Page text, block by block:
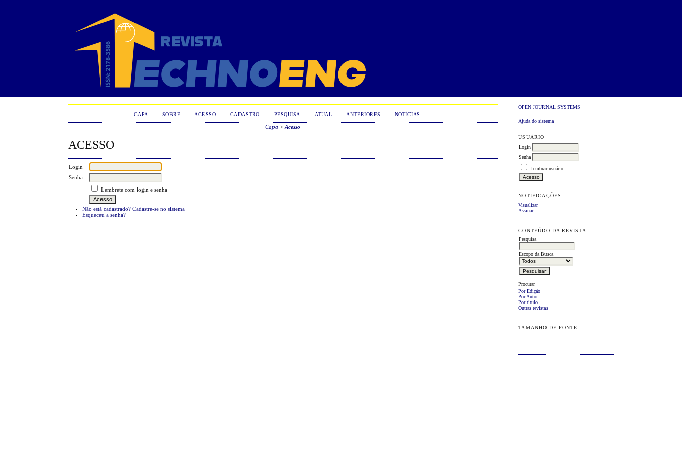
OPEN JOURNAL SYSTEMS
Ajuda do sistema
USUÁRIO
Login
Senha
Lembrar usuário
NOTIFICAÇÕES
Visualizar
Assinar
CONTEÚDO DA REVISTA
Pesquisa
Escopo da Busca
Procurar
Por Edição
Por Autor
Por título
Outras revistas
TAMANHO DE FONTE
CAPA SOBRE ACESSO CADASTRO PESQUISA ATUAL ANTERIORES NOTÍCIAS
Capa >Acesso
ACESSO
Login
Senha
Lembrete com login e senha
Não está cadastrado? Cadastre-se no sistema
Esqueceu a senha?